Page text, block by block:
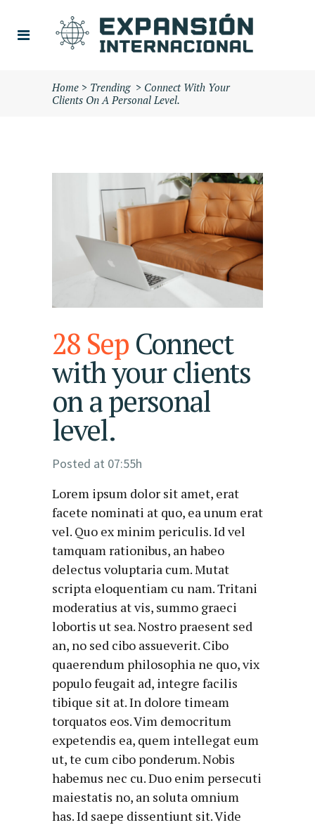
Home > Trending > Connect With Your
Clients On A Personal Level.
28 Sep Connect
with your clients
on a personal
level.
Posted at 07:55h
Lorem ipsum dolor sit amet, erat
facete nominati at quo, ea unum erat
vel. Quo ex minim periculis. Id vel
tamquam rationibus, an habeo
delectus voluptaria cum. Mutat
scripta eloquentiam cu nam. Tritani
moderatius at vis, summo graeci
lobortis ut sea. Nostro praesent sed
an, no sed cibo assueverit. Cibo
quaerendum philosophia ne quo, vix
populo feugait ad, integre facilis
tibique sit at. In dolore timeam
torquatos eos. Vim democritum
expetendis ea, quem intellegat eum
ut, te cum cibo ponderum. Nobis
habemus nec cu. Duo enim persecuti
maiestatis no, an soluta omnium
has. Id saepe dissentiunt sit. Vide